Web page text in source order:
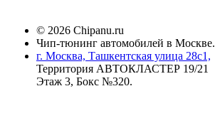
© 2026 Chipanu.ru
Чип-тюнинг автомобилей в Москве.
г. Москва, Ташкентская улица 28с1,
Территория АВТОКЛАСТЕР 19/21
Этаж 3, Бокс №320.